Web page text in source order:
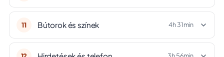
11 Bútorok és színek 4h 31min